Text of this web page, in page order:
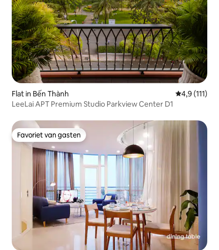
Flat in Bến Thành Gemiddelde
4,9 (111)
LeeLai APT Premium Studio Parkview Center D1
Favoriet van gasten
Favoriet van gasten